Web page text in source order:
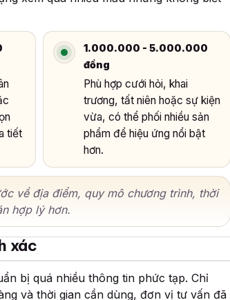
tiết
1.000.000 - 5.000.000
đồng
Phù hợp cưới hỏi, khai
trương, tất niên hoặc sự kiện
vừa, có thể phối nhiều sản
phẩm để hiệu ứng nổi bật
hơn.
về địa điểm, quy mô chương trình, thời
hợp lý hơn.
xác
bị quá nhiều thông tin phức tạp. Chỉ
và thời gian cần dùng, đơn vị tư vấn đã